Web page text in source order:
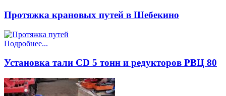
Протяжка крановых путей в Шебекино
Подробнее...
Установка тали CD 5 тонн и редукторов РВЦ 80